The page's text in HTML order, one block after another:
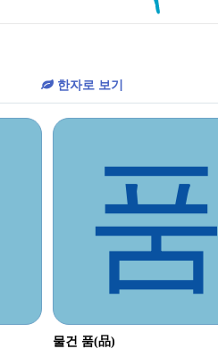
한자로 보기
품
물건 품(品)